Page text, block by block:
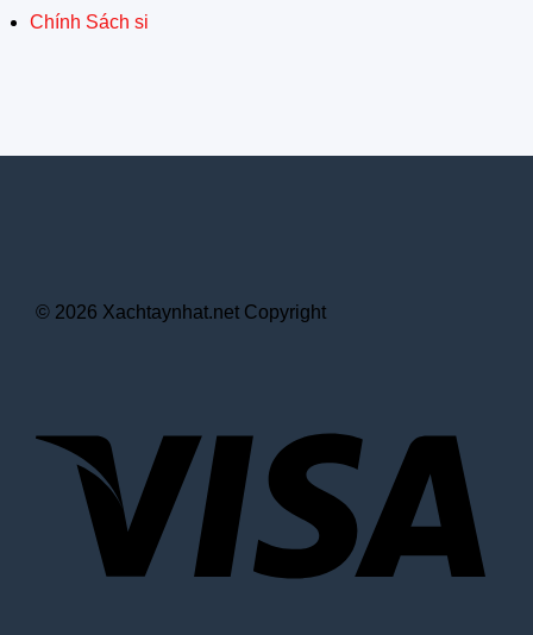
Chính Sách si
© 2026 Xachtaynhat.net Copyright